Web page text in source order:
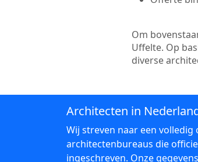
Om
Uffelte. Op
diverse
Architecten in
Wij streven naar een volledig
architectenbureaus die
ingeschreven. Onze